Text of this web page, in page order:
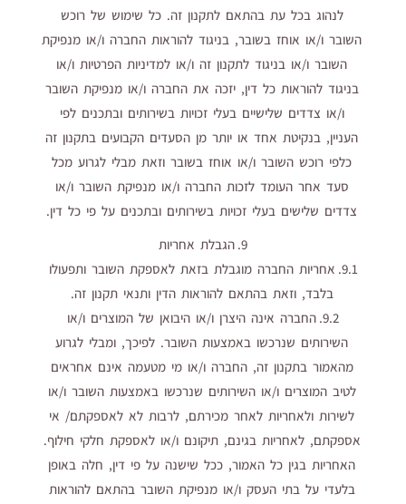
לנהוג בכל עת בהתאם לתקנון זה. כל שימוש של רוכש
השובר ו/או אוחז בשובר, בניגוד להוראות החברה ו/או מנפיקת
השובר ו/או בניגוד לתקנון זה ו/או למדיניות הפרטיות ו/או
בניגוד להוראות כל דין, יזכה את החברה ו/או מנפיקת השובר
ו/או צדדים שלישיים בעלי זכויות בשירותים ובתכנים לפי
העניין, בנקיטת אחד או יותר מן הסעדים הקבועים בתקנון זה
כלפי רוכש השובר ו/או אוחז בשובר וזאת מבלי לגרוע מכל
סעד אחר העומד לזכות החברה ו/או מנפיקת השובר ו/או
צדדים שלישים בעלי זכויות בשירותים ובתכנים על פי כל דין.
9. הגבלת אחריות
9.1. אחריות החברה מוגבלת בזאת לאספקת השובר ותפעולו
בלבד, וזאת בהתאם להוראות הדין ותנאי תקנון זה.
9.2. החברה אינה היצרן ו/או היבואן של המוצרים ו/או
השירותים שנרכשו באמצעות השובר. לפיכך, ומבלי לגרוע
מהאמור בתקנון זה, החברה ו/או מי מטעמה אינם אחראים
לטיב המוצרים ו/או השירותים שנרכשו באמצעות השובר ו/או
לשירות ולאחריות לאחר מכירתם, לרבות לא לאספקתם/ אי
אספקתם, לאחריות בגינם, תיקונם ו/או לאספקת חלקי חילוף.
האחריות בגין כל האמור, ככל שישנה על פי דין, חלה באופן
בלעדי על בתי העסק ו/או מנפיקת השובר בהתאם להוראות